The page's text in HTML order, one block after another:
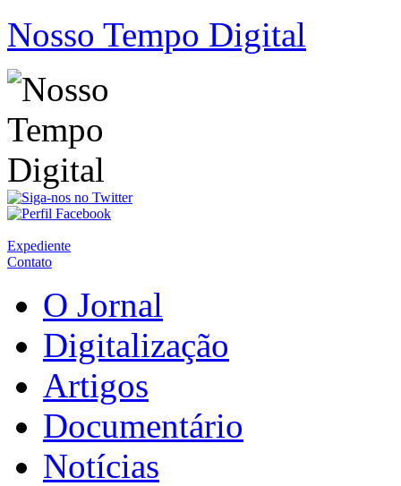
Nosso Tempo Digital
Expediente
Contato
O Jornal
Digitalização
Artigos
Documentário
Notícias